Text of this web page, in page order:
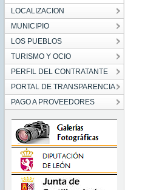
LOCALIZACION
MUNICIPIO
LOS PUEBLOS
TURISMO Y OCIO
PERFIL DEL CONTRATANTE
PORTAL DE TRANSPARENCIA
PAGO A PROVEEDORES